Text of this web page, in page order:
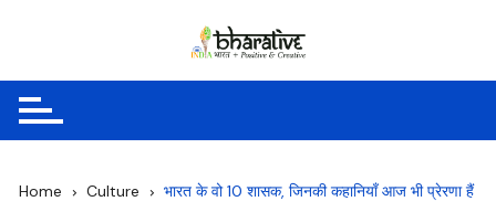
to
content
Home Culture भारत के वो 10 शासक, जिनकी कहानियाँ आज भी प्रेरणा हैं